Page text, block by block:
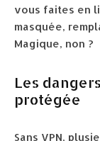
vous faites en
masquée,
Magique, non ?
Les
protégée
Sans VPN,